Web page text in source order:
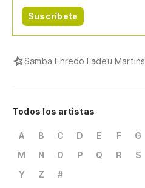
Suscríbete
Samba EnredoTadeu Martins
Todos los artistas
A B C D E F G
M
N O P Q R S
Y
Z #